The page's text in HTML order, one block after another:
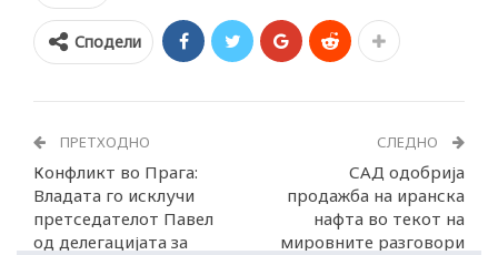
Сподели
ПРЕТХОДНО
Конфликт во Прага:
Владата го исклучи
претседателот Павел
од делегацијата за
СЛЕДНО
САД одобрија
продажба на иранска
нафта во текот на
мировните разговори